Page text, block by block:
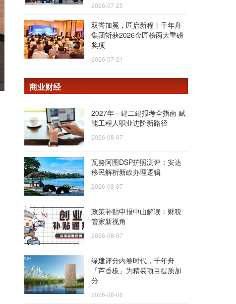
2026-07-25
双誉加冕，匠启新程丨千年舟
集团斩获2026金匠榜两大重磅
奖项
2026-07-21
商业财经
2027年一建二建报考全指南 赋
能工程人职业进阶新路径
2026-08-07
瓦努阿图DSP护照测评：安达
移民解析新政办理逻辑
2026-08-07
政策补贴申报中山解读：财税
管家新视角
2026-08-07
绿建评分内卷时代，千年舟
「芦香板」为精装项目提质加
分
2026-08-06